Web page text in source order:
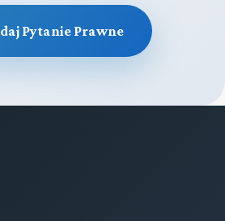
Pytanie Prawne